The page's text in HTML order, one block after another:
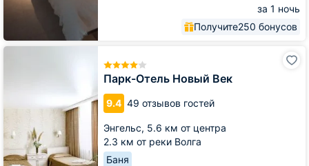
за 1 ночь
Получите250 бонусов
Парк-Отель Новый Век
9.4 49 отзывов гостей
Энгельс, 5.6 км от центра
2.3 км от реки Волга
Баня
Парк-